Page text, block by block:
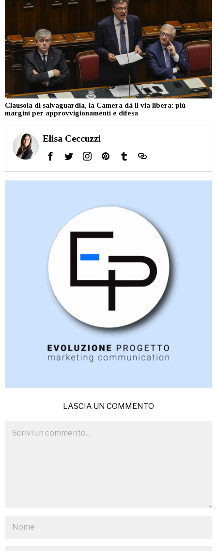
Clausola di salvaguardia, la Camera dà il via libera: più
margini per approvvigionamenti e difesa
Elisa Ceccuzzi
LASCIA UN COMMENTO